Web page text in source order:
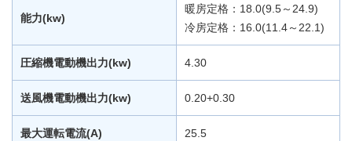
能力(kw)
暖房定格：18.0(9.5～24.9)
冷房定格：16.0(11.4～22.1)
圧縮機電動機出力(kw) 4.30
送風機電動機出力(kw) 0.20+0.30
最大運転電流(A) 25.5